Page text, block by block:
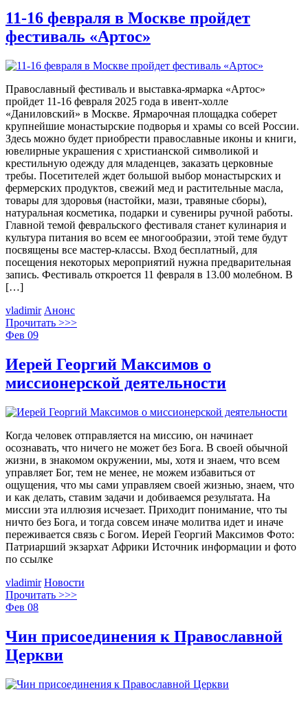
11-16 февраля в Москве пройдет
фестиваль «Артос»
Православный фестиваль и выставка-ярмарка «Артос»
пройдет 11-16 февраля 2025 года в ивент-холле
«Даниловский» в Москве. Ярмарочная площадка соберет
крупнейшие монастырские подворья и храмы со всей России.
Здесь можно будет приобрести православные иконы и книги,
ювелирные украшения с христианской символикой и
крестильную одежду для младенцев, заказать церковные
требы. Посетителей ждет большой выбор монастырских и
фермерских продуктов, свежий мед и растительные масла,
товары для здоровья (настойки, мази, травяные сборы),
натуральная косметика, подарки и сувениры ручной работы.
Главной темой февральского фестиваля станет кулинария и
культура питания во всем ее многообразии, этой теме будут
посвящены все мастер-классы. Вход бесплатный, для
посещения некоторых мероприятий нужна предварительная
запись. Фестиваль откроется 11 февраля в 13.00 молебном. В
[…]
vladimir Анонс
Прочитать >>>
Фев 09
Иерей Георгий Максимов о
миссионерской деятельности
Когда человек отправляется на миссию, он начинает
осознавать, что ничего не может без Бога. В своей обычной
жизни, в знакомом окружении, мы, хотя и знаем, что всем
управляет Бог, тем не менее, не можем избавиться от
ощущения, что мы сами управляем своей жизнью, знаем, что
и как делать, ставим задачи и добиваемся результата. На
миссии эта иллюзия исчезает. Приходит понимание, что ты
ничто без Бога, и тогда совсем иначе молитва идет и иначе
переживается связь с Богом. Иерей Георгий Максимов Фото:
Патриарший экзархат Африки Источник информации и фото
по ссылке
vladimir Новости
Прочитать >>>
Фев 08
Чин присоединения к Православной
Церкви